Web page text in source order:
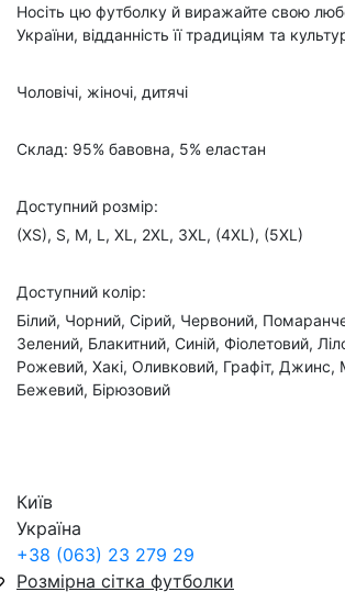
Носіть цю футболку й виражайте свою
України, відданність її традиціям та
Чоловічі, жіночі, дитячі
Склад: 95% бавовна, 5% еластан
Доступний розмір:
(XS), S, M, L, XL, 2XL, 3XL, (4XL), (5XL)
Доступний колір:
Білий, Чорний, Сірий, Червоний,
Зелений, Блакитний, Синій, Фіолетовий,
Рожевий, Хакі, Оливковий, Графіт, Джинс,
Бежевий, Бірюзовий
Київ
Україна
+38 (063) 23 279 29
Розмірна сітка футболки